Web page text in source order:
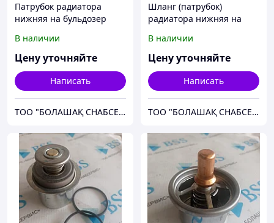
Патрубок радиатора
нижняя на бульдозер
В наличии
Цену уточняйте
Написать
ТОО "БОЛАШАҚ СНАБСЕРВИС"
Шланг (патрубок)
радиатора нижняя на
В наличии
Цену уточняйте
Написать
ТОО "БОЛАШАҚ СНАБСЕРВИС"